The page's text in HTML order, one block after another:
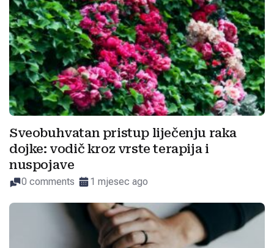
Sveobuhvatan pristup liječenju raka
dojke: vodič kroz vrste terapija i
nuspojave
0 comments 1 mjesec ago